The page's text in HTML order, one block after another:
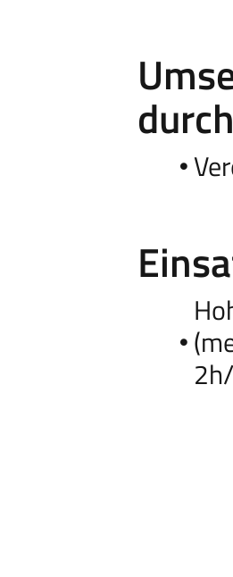
durch